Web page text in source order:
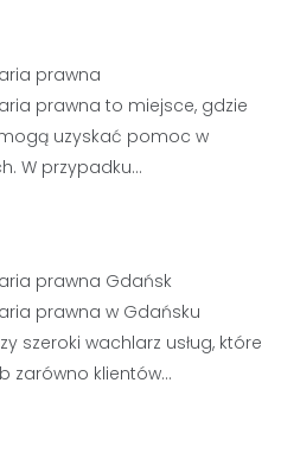
prawna
prawna to miejsce, gdzie
uzyskać pomoc w
W przypadku…
prawna Gdańsk
prawna w Gdańsku
szeroki wachlarz usług, które
zarówno klientów…